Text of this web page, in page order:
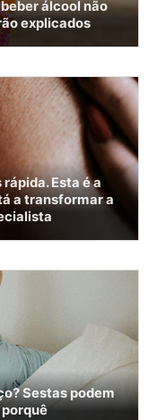
álcool não
explicados
Esta é a
a transformar a
Sestas podem